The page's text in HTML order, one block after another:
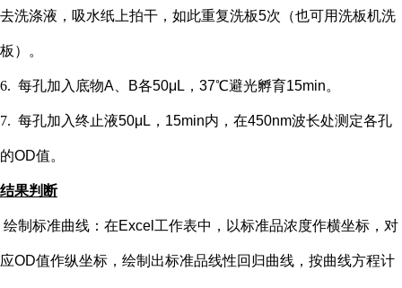
去洗涤液，吸水纸上拍干，如此重复洗板5次（也可用洗板机洗
板）。
6. 每孔加入底物A、B各50μL，37℃避光孵育15min。
7. 每孔加入终止液50μL，15min内，在450nm波长处测定各孔
的OD值。
结果判断
绘制标准曲线：在Excel工作表中，以标准品浓度作横坐标，对
应OD值作纵坐标，绘制出标准品线性回归曲线，按曲线方程计